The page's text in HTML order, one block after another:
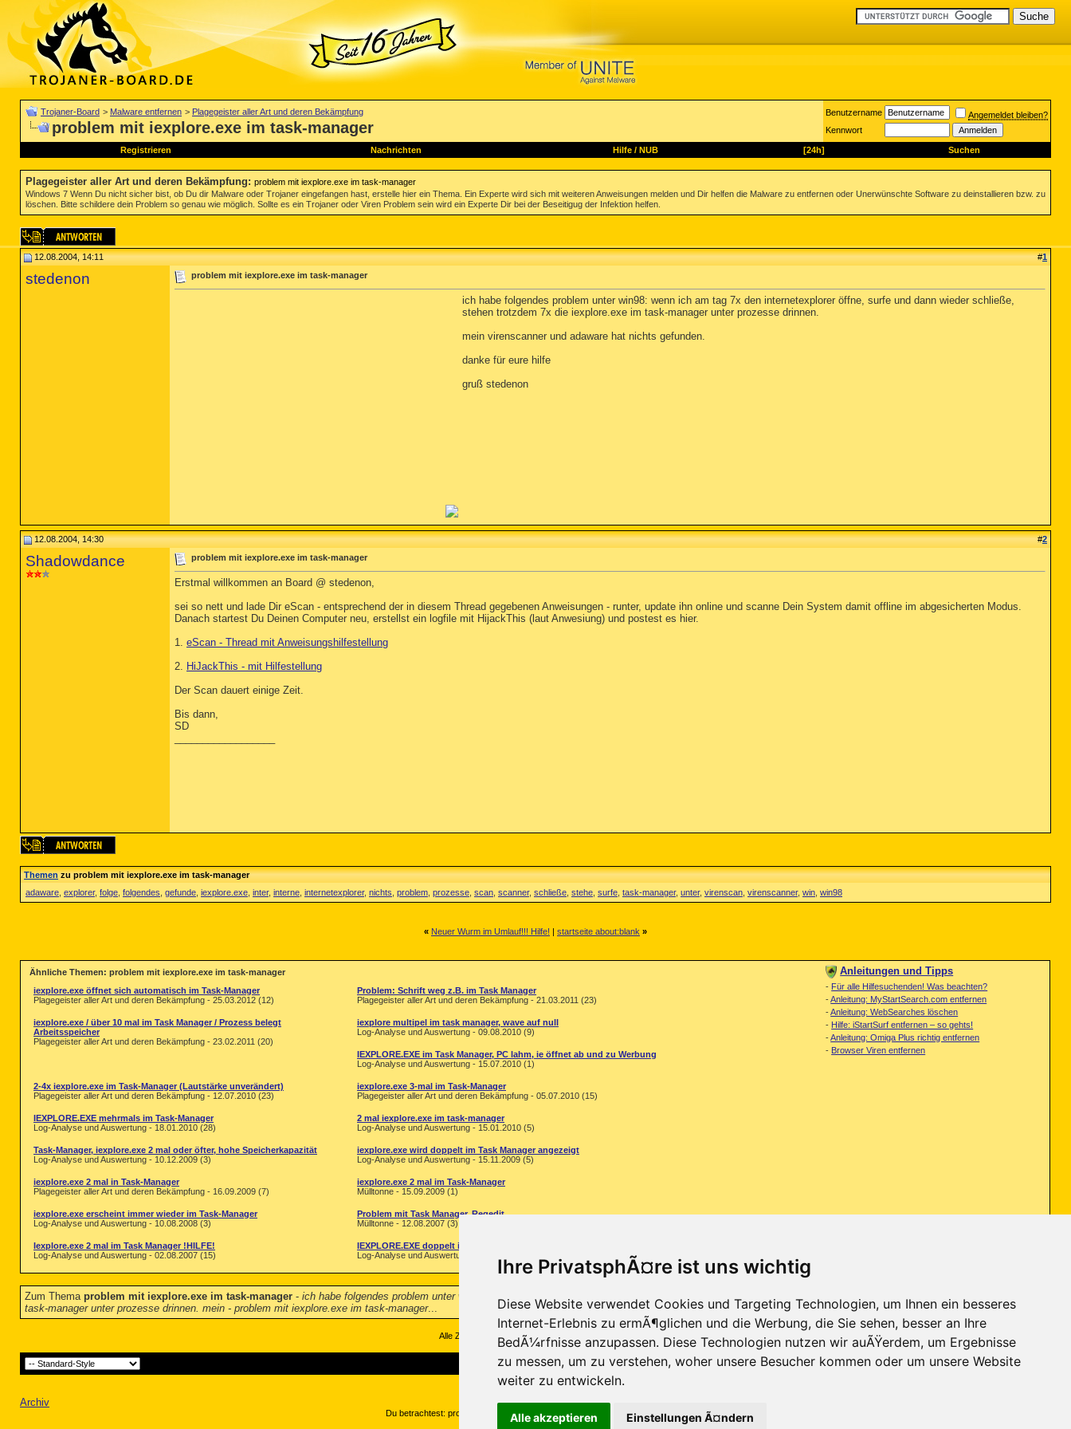
Ihre PrivatsphÃ¤re ist uns wichtig
Diese Website verwendet Cookies und Targeting Technologien, um Ihnen ein besseres
Internet-Erlebnis zu ermÃ¶glichen und die Werbung, die Sie sehen, besser an Ihre
BedÃ¼rfnisse anzupassen. Diese Technologien nutzen wir auÃŸerdem, um Ergebnisse
zu messen, um zu verstehen, woher unsere Besucher kommen oder um unsere Website
weiter zu entwickeln.
Alle akzeptieren Einstellungen Ã¤ndern
Trojaner-Board > Malware entfernen > Plagegeister aller Art und deren Bekämpfung
problem mit iexplore.exe im task-manager
Benutzername
Angemeldet bleiben?
Kennwort
Registrieren Nachrichten Hilfe/ NUB [24h] Suchen
Plagegeister aller Art und deren Bekämpfung: problem mit iexplore.exe im task-manager
Windows 7 Wenn Du nicht sicher bist, ob Du dir Malware oder Trojaner eingefangen hast, erstelle hier ein Thema. Ein Experte wird sich mit weiteren Anweisungen melden und Dir helfen die Malware zu entfernen oder Unerwünschte Software zu deinstallieren bzw. zu
löschen. Bitte schildere dein Problem so genau wie möglich. Sollte es ein Trojaner oder Viren Problem sein wird ein Experte Dir bei der Beseitigug der Infektion helfen.
12.08.2004, 14:11 #1
stedenon problem mit iexplore.exe im task-manager
ich habe folgendes problem unter win98: wenn ich am tag 7x den internetexplorer öffne, surfe und dann wieder schließe,
stehen trotzdem 7x die iexplore.exe im task-manager unter prozesse drinnen.
mein virenscanner und adaware hat nichts gefunden.
danke für eure hilfe
gruß stedenon
12.08.2004, 14:30 #2
Shadowdance problem mit iexplore.exe im task-manager
Erstmal willkommen an Board @ stedenon,
sei so nett und lade Dir eScan - entsprechend der in diesem Thread gegebenen Anweisungen - runter, update ihn online und scanne Dein System damit offline im abgesicherten Modus.
Danach startest Du Deinen Computer neu, erstellst ein logfile mit HijackThis (laut Anwesiung) und postest es hier.
1. eScan - Thread mit Anweisungshilfestellung
2. HiJackThis - mit Hilfestellung
Der Scan dauert einige Zeit.
Bis dann,
SD
Themenzu problem mit iexplore.exe im task-manager
adaware explorer, folge folgendes gefunde iexplore.exe inter, interne internetexplorer, nichts problem prozesse scan scanner, schließe stehe surfe task-manager, unter, virenscan virenscanner, win win98
« Neuer Wurm im Umlauf!!! Hilfe! | startseite about:blank »
Ähnliche Themen: problem mit iexplore.exe im task-manager
iexplore.exe öffnet sich automatisch im Task-Manager
Plagegeister aller Art und deren Bekämpfung - 25.03.2012 (12)
Problem: Schrift weg z.B. im Task Manager
Plagegeister aller Art und deren Bekämpfung - 21.03.2011 (23)
iexplore.exe / über 10 mal im Task Manager / Prozess belegt
Arbeitsspeicher
Plagegeister aller Art und deren Bekämpfung - 23.02.2011 (20)
iexplore multipel im task manager, wave auf null
Log-Analyse und Auswertung - 09.08.2010 (9)
IEXPLORE.EXE im Task Manager, PC lahm, ie öffnet ab und zu Werbung
Log-Analyse und Auswertung - 15.07.2010 (1)
2-4x iexplore.exe im Task-Manager (Lautstärke unverändert)
Plagegeister aller Art und deren Bekämpfung - 12.07.2010 (23)
iexplore.exe 3-mal im Task-Manager
Plagegeister aller Art und deren Bekämpfung - 05.07.2010 (15)
IEXPLORE.EXE mehrmals im Task-Manager
Log-Analyse und Auswertung - 18.01.2010 (28)
2 mal iexplore.exe im task-manager
Log-Analyse und Auswertung - 15.01.2010 (5)
Task-Manager, iexplore.exe 2 mal oder öfter, hohe Speicherkapazität
Log-Analyse und Auswertung - 10.12.2009 (3)
iexplore.exe wird doppelt im Task Manager angezeigt
Log-Analyse und Auswertung - 15.11.2009 (5)
iexplore.exe 2 mal in Task-Manager
Plagegeister aller Art und deren Bekämpfung - 16.09.2009 (7)
iexplore.exe 2 mal im Task-Manager
Mülltonne - 15.09.2009 (1)
iexplore.exe erscheint immer wieder im Task-Manager
Log-Analyse und Auswertung - 10.08.2008 (3)
Problem mit Task Manager, Regedit...
Mülltonne - 12.08.2007 (3)
Iexplore.exe 2 mal im Task Manager !HILFE!
Log-Analyse und Auswertung - 02.08.2007 (15)
IEXPLORE.EXE doppelt im Task-Manager
Log-Analyse und Auswertung - 25.01.2006 (3)
Anleitungen und Tipps
- Für alle Hilfesuchenden! Was beachten?
-Anleitung: MyStartSearch.com entfernen
-Anleitung: WebSearches löschen
- Hilfe: iStartSurf entfernen – so gehts!
-Anleitung: Omiga Plus richtig entfernen
- Browser Viren entfernen
Zum Thema problem mit iexplore.exe im task-manager - ich habe folgendes problem unter win98: wenn ich am tag 7x den internetexplorer öffne, surfe und dann wieder schließe, stehen trotzdem 7x die iexplore.exe im
task-manager unter prozesse drinnen. mein - problem mit iexplore.exe im task-manager...
Alle Zeitangaben in WEZ +1. Es ist jetzt
Kontakt-Trojaner-Board-Archiv-Datenschutzerklärung-Nach oben
Archiv
Du betrachtest: problem mit iexplore.exe im task-manager auf Trojaner-Board